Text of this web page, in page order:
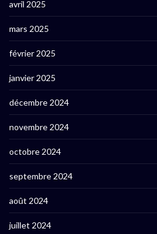
avril 2025
mars 2025
février 2025
janvier 2025
décembre 2024
novembre 2024
octobre 2024
septembre 2024
août 2024
juillet 2024